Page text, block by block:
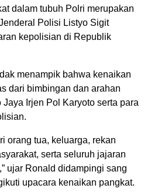
dalam tubuh Polri merupakan
Polisi Listyo Sigit
kepolisian di Republik
menampik bahwa kenaikan
dari bimbingan dan arahan
Irjen Pol Karyoto serta para
orang tua, keluarga, rekan
serta seluruh jajaran
ujar Ronald didampingi sang
upacara kenaikan pangkat.